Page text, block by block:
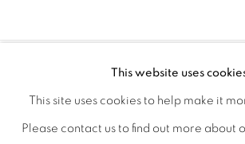
MANAGE COOKIES
COPYRIGHT © 2026 GALERIE CÉCILE
SITE BY ARTLOGIC
This website uses
This site uses cookies to help make it
Please contact us to find out more about